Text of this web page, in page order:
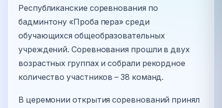
Республиканские соревнования по
бадминтону «Проба пера» среди
обучающихся общеобразовательных
учреждений. Соревнования прошли в двух
возрастных группах и собрали рекордное
количество участников – 38 команд.
В церемонии открытия соревнований принял